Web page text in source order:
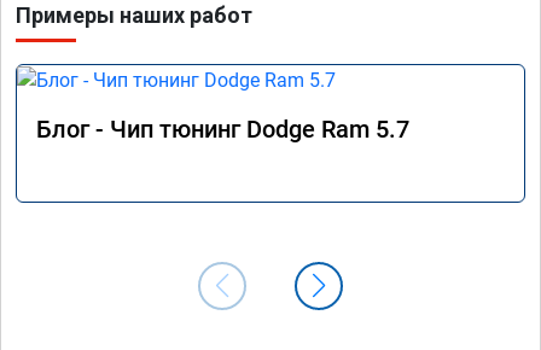
в
Примеры наших работ
Блог - Чип тюнинг Dodge Ram 5.7